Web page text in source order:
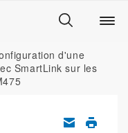
d'une
SmartLink sur les